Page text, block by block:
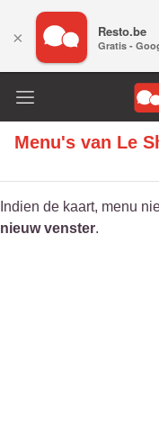
Menu's van Le
Indien de kaart, menu
nieuw venster.
× Resto.be
Gratis -